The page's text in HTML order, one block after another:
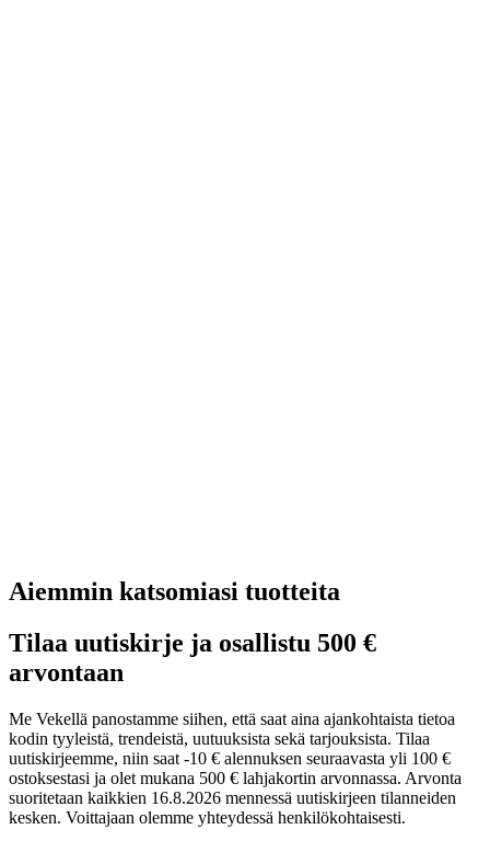
Aiemmin katsomiasi tuotteita
Tilaa uutiskirje ja osallistu 500 €
arvontaan
Me Vekellä panostamme siihen, että saat aina ajankohtaista tietoa
kodin tyyleistä, trendeistä, uutuuksista sekä tarjouksista. Tilaa
uutiskirjeemme, niin saat -10 € alennuksen seuraavasta yli 100 €
ostoksestasi ja olet mukana 500 € lahjakortin arvonnassa. Arvonta
suoritetaan kaikkien 16.8.2026 mennessä uutiskirjeen tilanneiden
kesken. Voittajaan olemme yhteydessä henkilökohtaisesti.